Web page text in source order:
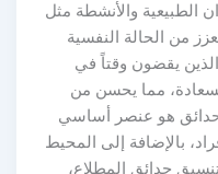
الطبيعية والأنشطة مثل
من الحالة النفسية
يقضون وقتاً في
مما يحسن من
هو عنصر أساسي
بالإضافة إلى المحيط
حدائق المطلاع،